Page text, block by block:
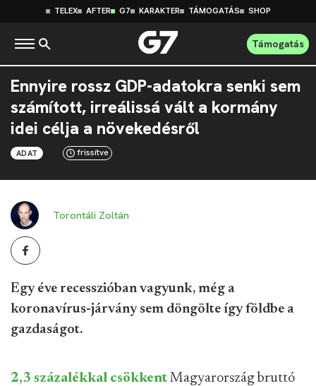
TELEX AFTER G7 KARAKTER TÁMOGATÁS SHOP
Támogatás
Ennyire rossz GDP-adatokra senki sem
számított, irreálissá vált a kormány
idei célja a növekedésről
ADAT frissítve
Torontáli Zoltán
Egy éve recesszióban vagyunk, még a
koronavírus-járvány sem döngölte így földbe a
gazdaságot.
2,3 százalékkal csökkent Magyarország bruttó